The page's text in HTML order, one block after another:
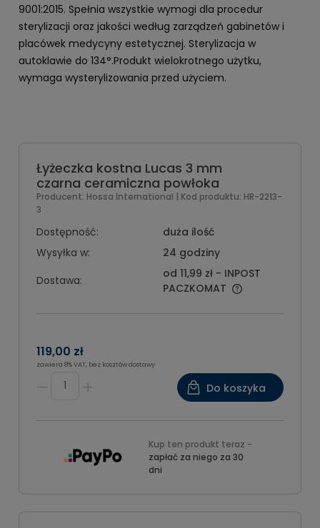
9001:2015. Spełnia wszystkie wymogi dla procedur
sterylizacji oraz jakości według zarządzeń gabinetów i
placówek medycyny estetycznej. Sterylizacja w
autoklawie do 134°.Produkt wielokrotnego użytku,
wymaga wysterylizowania przed użyciem.
Łyżeczka kostna Lucas 3 mm
czarna ceramiczna powłoka
Producent: Hossa International | Kod produktu: HR-2213-
3
Dostępność:
duża ilość
Wysyłka w:
24 godziny
Dostawa:
od 11,99 zł - INPOST
PACZKOMAT
119,00 zł
zawiera 8% VAT, bez kosztów dostawy
Do koszyka
Kup ten produkt teraz -
zapłać za niego za 30
dni